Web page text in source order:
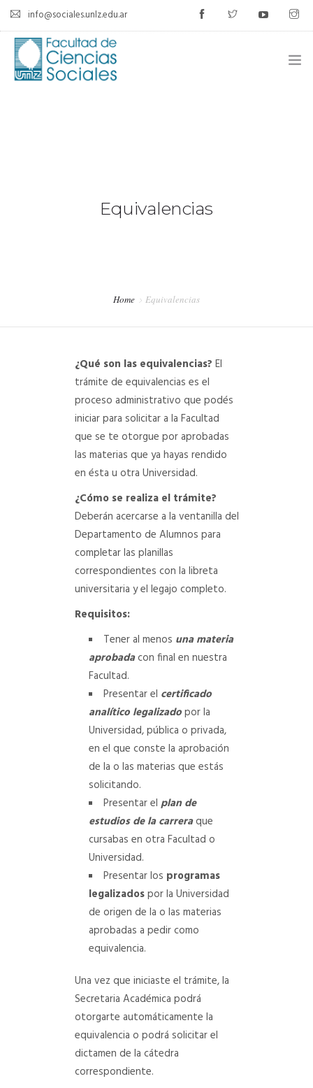
info@sociales.unlz.edu.ar
CALENDARIO ACADÉMICO
RADIO CONURBANA
Equivalencias
Home Equivalencias
¿Qué son las equivalencias? El
trámite de equivalencias es el
proceso administrativo que podés
iniciar para solicitar a la Facultad
que se te otorgue por aprobadas
las materias que ya hayas rendido
en ésta u otra Universidad.
¿Cómo se realiza el trámite?
Deberán acercarse a la ventanilla del
Departamento de Alumnos para
completar las planillas
correspondientes con la libreta
universitaria y el legajo completo.
Requisitos:
Tener al menos una materia
aprobadacon final en nuestra
Facultad.
Presentar el certificado
analítico legalizadopor la
Universidad, pública o privada,
en el que conste la aprobación
de la o las materias que estás
solicitando.
Presentar el plan de
estudios de la carreraque
cursabas en otra Facultad o
Universidad.
Presentar los programas
legalizadospor la Universidad
de origen de la o las materias
aprobadas a pedir como
equivalencia.
Una vez que iniciaste el trámite, la
Secretaria Académica podrá
otorgarte automáticamente la
equivalencia o podrá solicitar el
dictamen de la cátedra
correspondiente.